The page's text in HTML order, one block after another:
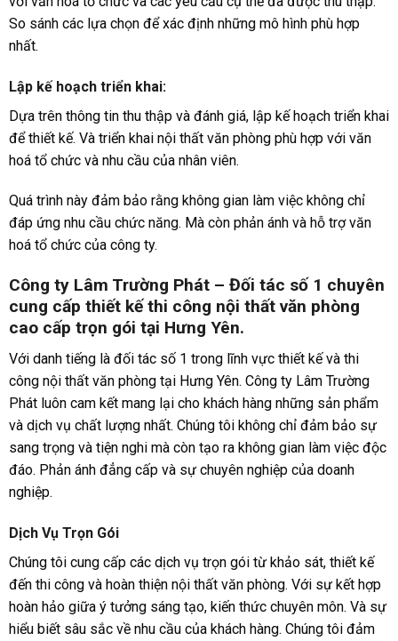
So sánh các lựa chọn để xác định những mô hình phù hợp
nhất.
Lập kế hoạch triển khai:
Dựa trên thông tin thu thập và đánh giá, lập kế hoạch triển khai
để thiết kế. Và triển khai nội thất văn phòng phù hợp với văn
hoá tổ chức và nhu cầu của nhân viên.
Quá trình này đảm bảo rằng không gian làm việc không chỉ
đáp ứng nhu cầu chức năng. Mà còn phản ánh và hỗ trợ văn
hoá tổ chức của công ty.
Công ty Lâm Trường Phát – Đối tác số 1 chuyên
cung cấp thiết kế thi công nội thất văn phòng
cao cấp trọn gói tại Hưng Yên.
Với danh tiếng là đối tác số 1 trong lĩnh vực thiết kế và thi
công nội thất văn phòng tại Hưng Yên. Công ty Lâm Trường
Phát luôn cam kết mang lại cho khách hàng những sản phẩm
và dịch vụ chất lượng nhất. Chúng tôi không chỉ đảm bảo sự
sang trọng và tiện nghi mà còn tạo ra không gian làm việc độc
đáo. Phản ánh đẳng cấp và sự chuyên nghiệp của doanh
nghiệp.
Dịch Vụ Trọn Gói
Chúng tôi cung cấp các dịch vụ trọn gói từ khảo sát, thiết kế
đến thi công và hoàn thiện nội thất văn phòng. Với sự kết hợp
hoàn hảo giữa ý tưởng sáng tạo, kiến ​​thức chuyên môn. Và sự
hiểu biết sâu sắc về nhu cầu của khách hàng. Chúng tôi đảm